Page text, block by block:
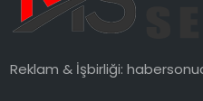
Reklam & İşbirliği: